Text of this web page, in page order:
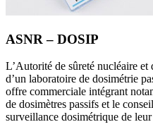
ASNR – DOSIP
L’Autorité de sûreté nucléaire
d’un laboratoire de dosimétrie
offre commerciale intégrant
de dosimètres passifs et le
surveillance dosimétrique de